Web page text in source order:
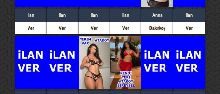
ilan
Ver
ilan
Ver
ilan
Ver
ilan
Ver
Anna
Bakırköy
ilan
Ver